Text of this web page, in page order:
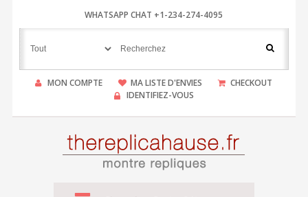
WHATSAPP CHAT +1-234-274-4095
MON COMPTE MA LISTE D'ENVIES
CHECKOUT
IDENTIFIEZ-VOUS